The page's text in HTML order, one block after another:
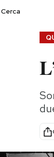
Consumismi
Storie/Idee
Ok Boomer!
Media